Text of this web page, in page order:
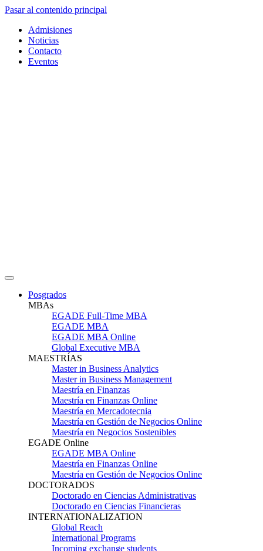
Pasar al contenido principal
Admisiones
Noticias
Contacto
Eventos
Posgrados
MBAs
EGADE Full-Time MBA
EGADE MBA
EGADE MBA Online
Global Executive MBA
MAESTRÍAS
Master in Business Analytics
Master in Business Management
Maestría en Finanzas
Maestría en Finanzas Online
Maestría en Mercadotecnia
Maestría en Gestión de Negocios Online
Maestría en Negocios Sostenibles
EGADE Online
EGADE MBA Online
Maestría en Finanzas Online
Maestría en Gestión de Negocios Online
DOCTORADOS
Doctorado en Ciencias Administrativas
Doctorado en Ciencias Financieras
INTERNATIONALIZATION
Global Reach
International Programs
Incoming exchange students